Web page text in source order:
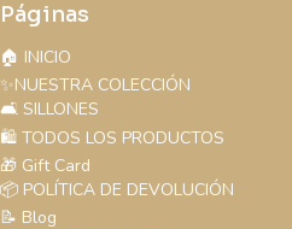
Páginas
🏠 INICIO
✨NUESTRA COLECCIÓN
🛋️ SILLONES
🛍️ TODOS LOS PRODUCTOS
🎁 Gift Card
📦 POLÍTICA DE DEVOLUCIÓN
📝 Blog